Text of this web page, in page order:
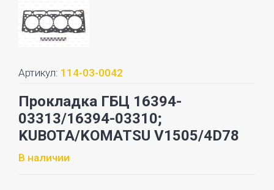
Артикул: 114-03-0042
Прокладка ГБЦ 16394-
03313/16394-03310;
KUBOTA/KOMATSU V1505/4D78
В наличии